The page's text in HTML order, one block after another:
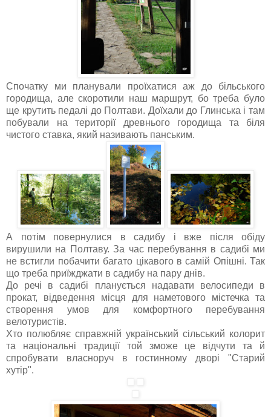
Спочатку ми планували проїхатися аж до більського
городища, але скоротили наш маршрут, бо треба було
ще крутить педалі до Полтави. Доїхали до Глинська і там
побували на території древнього городища та біля
чистого ставка, який називають панським.
А потім повернулися в садибу і вже після обіду
вирушили на Полтаву. За час перебування в садибі ми
не встигли побачити багато цікавого в самій Опішні. Так
що треба приїжджати в садибу на пару днів.
До речі в садибі планується надавати велосипеди в
прокат, відведення місця для наметового містечка та
створення умов для комфортного перебування
велотуристів.
Хто полюбляє справжній український сільський колорит
та національні традиції той зможе це відчути та й
спробувати власноруч в гостинному дворі "Старий
хутір".